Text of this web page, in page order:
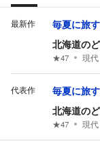
最新作 毎夏に旅
北海道の
★47 現
代表作 毎夏に旅
北海道の
★47 現